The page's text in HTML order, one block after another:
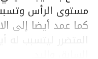
مستوى الرأس
كما عمد أيضا إلى
المتضرر ليتسبب